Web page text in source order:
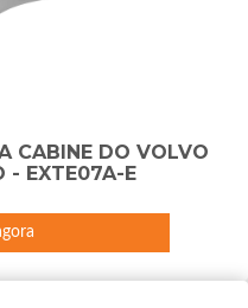
CABINE DO VOLVO
- EXTE07A-E